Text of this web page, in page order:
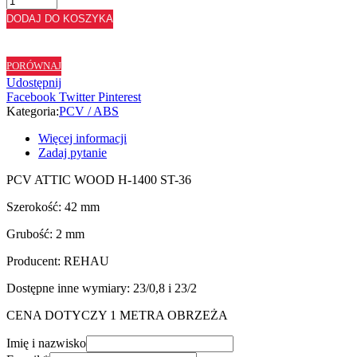
ABS
ATTIC
H1400
ST36
-
42/2
DODAJ DO KOSZYKA
PORÓWNAJ
Udostępnij
Facebook Twitter Pinterest
Kategoria:PCV / ABS
Więcej informacji
Zadaj pytanie
PCV ATTIC WOOD H-1400 ST-36
Szerokość: 42 mm
Grubość: 2 mm
Producent: REHAU
Dostępne inne wymiary: 23/0,8 i 23/2
CENA DOTYCZY 1 METRA OBRZEŻA
Imię i nazwisko